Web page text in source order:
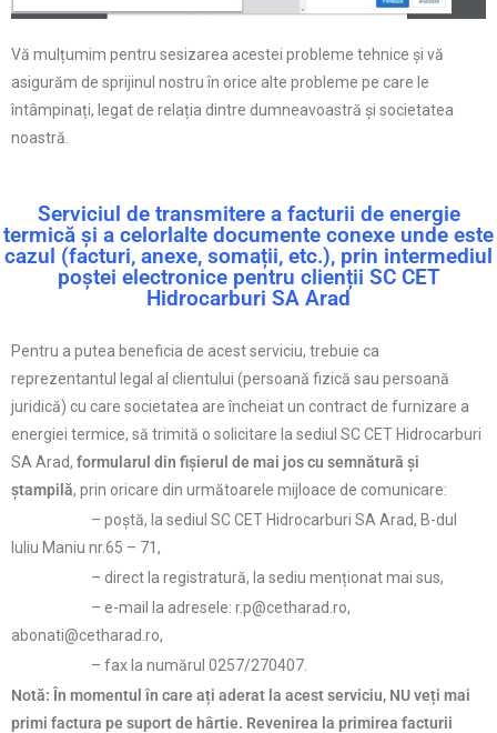
Vă mulțumim pentru sesizarea acestei probleme tehnice și vă
asigurăm de sprijinul nostru în orice alte probleme pe care le
întâmpinați, legat de relația dintre dumneavoastră și societatea
noastră.
Serviciul de transmitere a facturii de energie
termică și a celorlalte documente conexe unde este
cazul (facturi, anexe, somații, etc.), prin intermediul
poștei electronice pentru clienții SC CET
Hidrocarburi SA Arad
Pentru a putea beneficia de acest serviciu, trebuie ca
reprezentantul legal al clientului (persoană fizică sau persoană
juridică) cu care societatea are încheiat un contract de furnizare a
energiei termice, să trimită o solicitare la sediul SC CET Hidrocarburi
SA Arad, formularul din fișierul de mai jos cu semnătură și
ștampilă, prin oricare din următoarele mijloace de comunicare:
– poștă, la sediul SC CET Hidrocarburi SA Arad, B-dul
Iuliu Maniu nr.65 – 71,
– direct la registratură, la sediu menționat mai sus,
– e-mail la adresele: r.p@cetharad.ro,
abonati@cetharad.ro,
– fax la numărul 0257/270407.
Notă: În momentul în care ați aderat la acest serviciu, NU veți mai
primi factura pe suport de hârtie. Revenirea la primirea facturii